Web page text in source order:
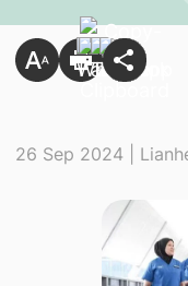
26 Sep 2024 |